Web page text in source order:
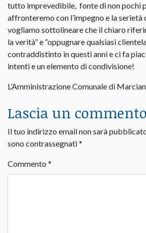
tutto imprevedibile, fonte di non pochi
affronteremo con l’impegno e la serietà
vogliamo sottolineare che il chiaro
la verità” e “oppugnare qualsiasi
contraddistinto in questi anni e ci fa
intenti e un elemento di condivisione!
L’Amministrazione Comunale di
Lascia un commento
Il tuo indirizzo email non sarà
sono contrassegnati*
Commento *